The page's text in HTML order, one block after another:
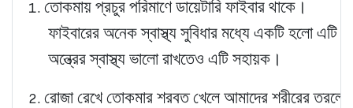
তোকমায় প্রচুর পরিমাণে ডায়েটারি ফাইবার থাকে।
ফাইবারের অনেক স্বাস্থ্য সুবিধার মধ্যে একটি হলো
অন্ত্রের স্বাস্থ্য ভালো রাখতেও এটি সহায়ক।
রোজা রেখে তোকমার শরবত খেলে আমাদের শরীরের